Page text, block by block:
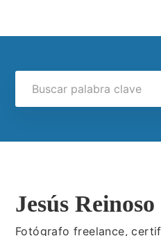
Jesús Reinoso
Fotógrafo freelance,